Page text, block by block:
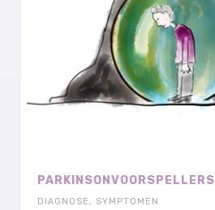
PARKINSONVOORSPELLERS
DIAGNOSE , SYMPTOMEN